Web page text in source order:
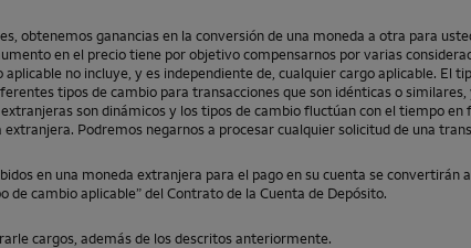
obtenemos ganancias en la conversión de una moneda a otra para
en el precio tiene por objetivo compensarnos por varias
no incluye, y es independiente de, cualquier cargo aplicable.
tipos de cambio para transacciones que son idénticas o
son dinámicos y los tipos de cambio fluctúan con el tiempo
Podremos negarnos a procesar cualquier solicitud de una
en una moneda extranjera para el pago en su cuenta se
de cambio aplicable” del Contrato de la Cuenta de Depósito.
cargos, además de los descritos anteriormente.